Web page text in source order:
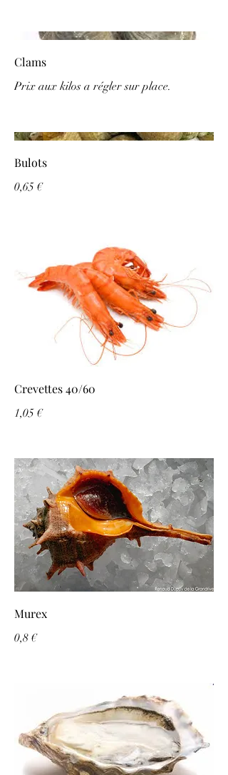
Clams
Prix aux kilos a régler sur place.
Bulots
0,65 €
Crevettes 40/60
1,05 €
Murex
0,8 €